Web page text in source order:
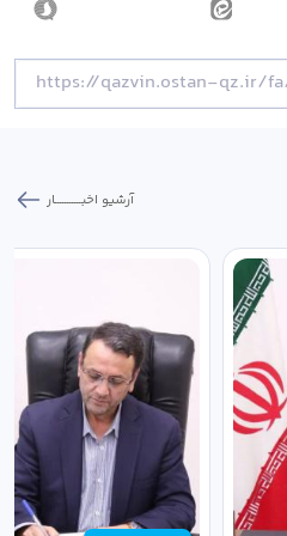
آرشیو اخبـــــــــــار